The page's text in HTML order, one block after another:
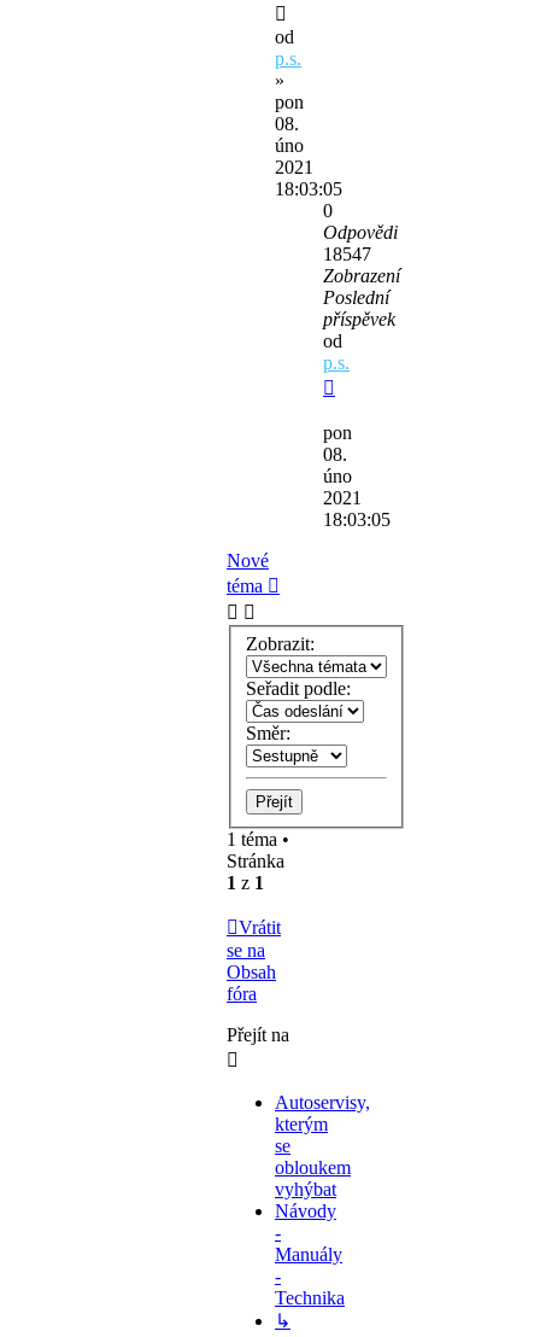
od
p.s.
»
pon
08.
úno
2021
18:03:05
0
Odpovědi
18547
Zobrazení
Poslední
příspěvek
od
p.s.
pon
08.
úno
2021
18:03:05
Nové
téma
Zobrazit:
Seřadit podle:
Směr:
1 téma •
Stránka
1 z 1
Vrátit
se na
Obsah
fóra
Přejít na
Autoservisy,
kterým
se
obloukem
vyhýbat
Návody
-
Manuály
-
Technika
↳